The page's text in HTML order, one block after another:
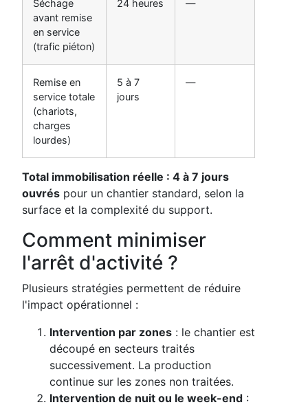
Séchage
avant remise
en service
(trafic piéton)
24 heures —
Remise en
service totale
(chariots,
charges
lourdes)
5 à 7
jours
—
Total immobilisation réelle : 4 à 7 jours
ouvrés pour un chantier standard, selon la
surface et la complexité du support.
Comment minimiser
l'arrêt d'activité ?
Plusieurs stratégies permettent de réduire
l'impact opérationnel :
Intervention par zones : le chantier est
découpé en secteurs traités
successivement. La production
continue sur les zones non traitées.
Intervention de nuit ou le week-end :